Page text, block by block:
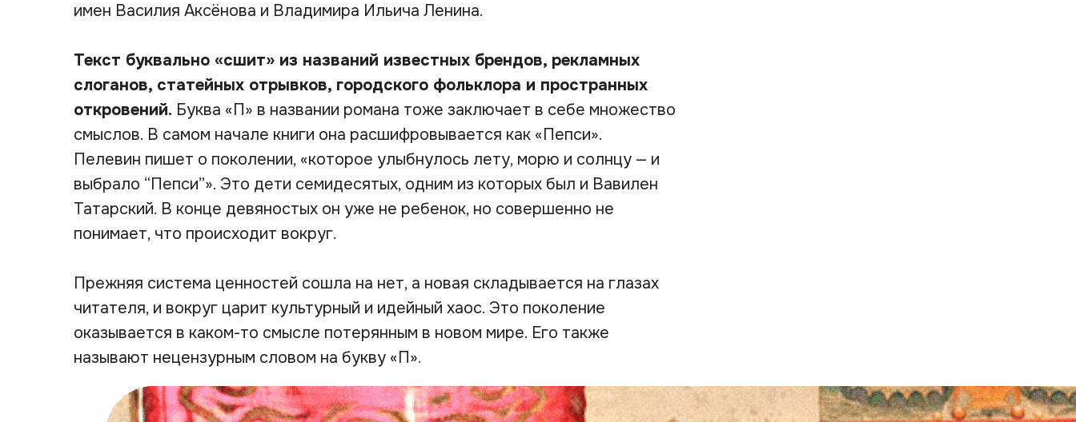
имен Василия Аксёнова и Владимира Ильича Ленина.
Текст буквально «сшит» из названий известных брендов, рекламных
слоганов, статейных отрывков, городского фольклора и пространных
откровений. Буква «П» в названии романа тоже заключает в себе множество
смыслов. В самом начале книги она расшифровывается как «Пепси».
Пелевин пишет о поколении, «которое улыбнулось лету, морю и солнцу — и
выбрало “Пепси”». Это дети семидесятых, одним из которых был и Вавилен
Татарский. В конце девяностых он уже не ребенок, но совершенно не
понимает, что происходит вокруг.
Прежняя система ценностей сошла на нет, а новая складывается на глазах
читателя, и вокруг царит культурный и идейный хаос. Это поколение
оказывается в каком-то смысле потерянным в новом мире. Его также
называют нецензурным словом на букву «П».